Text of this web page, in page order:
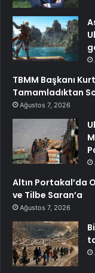
TBMM Başkanı
Tamamladıktan
Ağustos 7, 2026
Altın Portakal’da
ve Tilbe Saran’a
Ağustos 7, 2026